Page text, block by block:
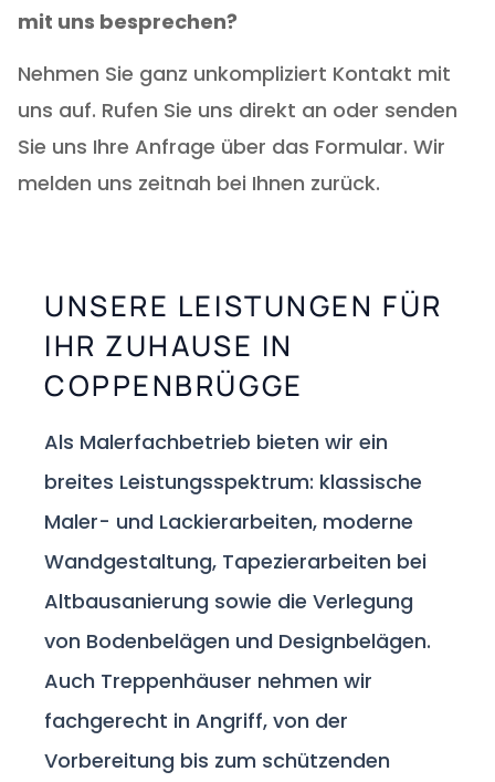
mit uns besprechen?
Nehmen Sie ganz unkompliziert Kontakt mit
uns auf. Rufen Sie uns direkt an oder senden
Sie uns Ihre Anfrage über das Formular. Wir
melden uns zeitnah bei Ihnen zurück.
UNSERE LEISTUNGEN FÜR
IHR ZUHAUSE IN
COPPENBRÜGGE
Als Malerfachbetrieb bieten wir ein
breites Leistungsspektrum: klassische
Maler- und Lackierarbeiten, moderne
Wandgestaltung, Tapezierarbeiten bei
Altbausanierung sowie die Verlegung
von Bodenbelägen und Designbelägen.
Auch Treppenhäuser nehmen wir
fachgerecht in Angriff, von der
Vorbereitung bis zum schützenden